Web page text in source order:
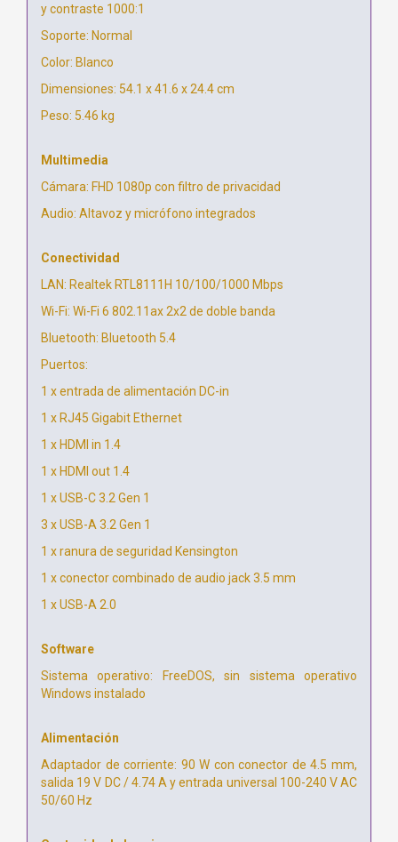
y contraste 1000:1
Soporte: Normal
Color: Blanco
Dimensiones: 54.1 x 41.6 x 24.4 cm
Peso: 5.46 kg
Multimedia
Cámara: FHD 1080p con filtro de privacidad
Audio: Altavoz y micrófono integrados
Conectividad
LAN: Realtek RTL8111H 10/100/1000 Mbps
Wi-Fi: Wi-Fi 6 802.11ax 2x2 de doble banda
Bluetooth: Bluetooth 5.4
Puertos:
1 x entrada de alimentación DC-in
1 x RJ45 Gigabit Ethernet
1 x HDMI in 1.4
1 x HDMI out 1.4
1 x USB-C 3.2 Gen 1
3 x USB-A 3.2 Gen 1
1 x ranura de seguridad Kensington
1 x conector combinado de audio jack 3.5 mm
1 x USB-A 2.0
Software
Sistema operativo: FreeDOS, sin sistema operativo
Windows instalado
Alimentación
Adaptador de corriente: 90 W con conector de 4.5 mm,
salida 19 V DC / 4.74 A y entrada universal 100-240 V AC
50/60 Hz